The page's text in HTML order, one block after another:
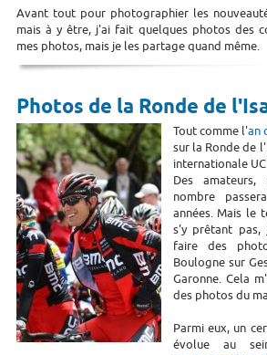
Avant tout pour photographier les
mais à y être, j'ai fait quelques photos des
mes photos, mais je les partage quand même.
Photos de la Ronde de
Tout comme l'an
sur la Ronde de
internationale
Des
nombre
années. Mais le
s'y prêtant pas,
faire des
Boulogne sur
Garonne. Cela
des photos du
Parmi eux, un
évolue au